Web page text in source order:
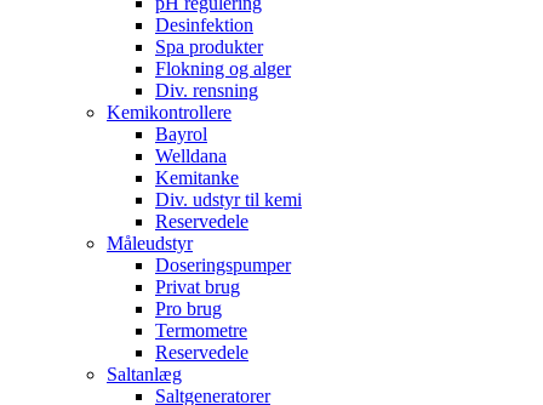
Desinfektion
Spa produkter
Flokning og alger
Div. rensning
Kemikontrollere
Bayrol
Welldana
Kemitanke
Div. udstyr til kemi
Reservedele
Måleudstyr
Doseringspumper
Privat brug
Pro brug
Termometre
Reservedele
Saltanlæg
Saltgeneratorer